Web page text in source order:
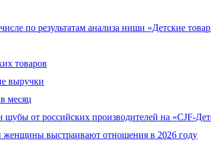
по результатам анализа ниши «Детские
товаров
выручки
месяц
от российских производителей на «CJF-
выстраивают отношения в 2026 году